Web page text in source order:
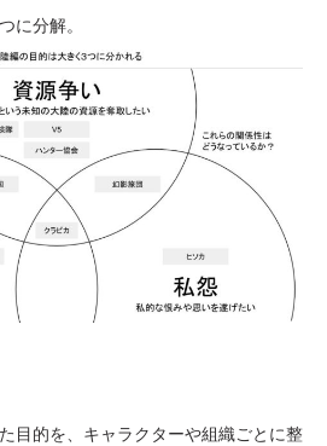
に分解。
目的を、キャラクターや組織ごとに整